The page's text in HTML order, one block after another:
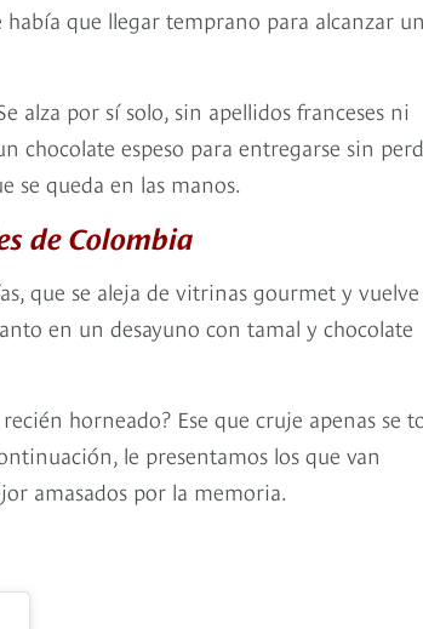
que llegar temprano para alcanzar
alza por sí solo, sin apellidos franceses ni
chocolate espeso para entregarse sin
se queda en las manos.
de Colombia
que se aleja de vitrinas gourmet y
en un desayuno con tamal y chocolate
horneado? Ese que cruje apenas se
le presentamos los que van
amasados por la memoria.